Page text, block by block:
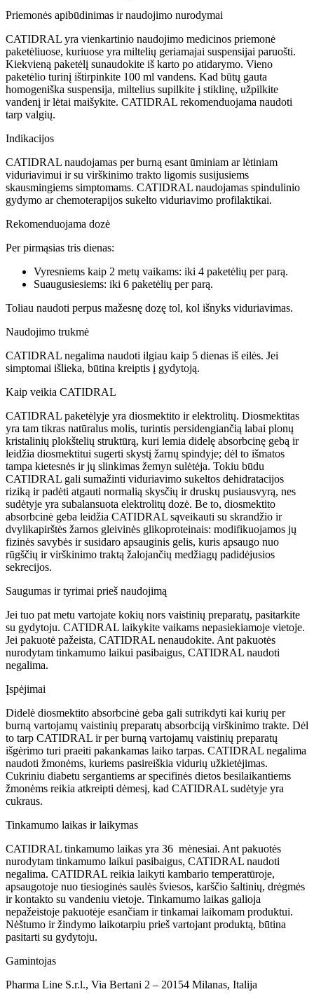
Priemonės apibūdinimas ir naudojimo nurodymai
CATIDRAL yra vienkartinio naudojimo medicinos priemonė
paketėliuose, kuriuose yra miltelių geriamajai suspensijai paruošti.
Kiekvieną paketėlį sunaudokite iš karto po atidarymo. Vieno
paketėlio turinį ištirpinkite 100 ml vandens. Kad būtų gauta
homogeniška suspensija, miltelius supilkite į stiklinę, užpilkite
vandenį ir lėtai maišykite. CATIDRAL rekomenduojama naudoti
tarp valgių.
Indikacijos
CATIDRAL naudojamas per burną esant ūminiam ar lėtiniam
viduriavimui ir su virškinimo trakto ligomis susijusiems
skausmingiems simptomams. CATIDRAL naudojamas spindulinio
gydymo ar chemoterapijos sukelto viduriavimo profilaktikai.
Rekomenduojama dozė
Per pirmąsias tris dienas:
Vyresniems kaip 2 metų vaikams: iki 4 paketėlių per parą.
Suaugusiesiems: iki 6 paketėlių per parą.
Toliau naudoti perpus mažesnę dozę tol, kol išnyks viduriavimas.
Naudojimo trukmė
CATIDRAL negalima naudoti ilgiau kaip 5 dienas iš eilės. Jei
simptomai išlieka, būtina kreiptis į gydytoją.
Kaip veikia CATIDRAL
CATIDRAL paketėlyje yra diosmektito ir elektrolitų. Diosmektitas
yra tam tikras natūralus molis, turintis persidengiančią labai plonų
kristalinių plokštelių struktūrą, kuri lemia didelę absorbcinę gebą ir
leidžia diosmektitui sugerti skystį žarnų spindyje; dėl to išmatos
tampa kietesnės ir jų slinkimas žemyn sulėtėja. Tokiu būdu
CATIDRAL gali sumažinti viduriavimo sukeltos dehidratacijos
riziką ir padėti atgauti normalią skysčių ir druskų pusiausvyrą, nes
sudėtyje yra subalansuota elektrolitų dozė. Be to, diosmektito
absorbcinė geba leidžia CATIDRAL sąveikauti su skrandžio ir
dvylikapirštės žarnos gleivinės glikoproteinais: modifikuojamos jų
fizinės savybės ir susidaro apsauginis gelis, kuris apsaugo nuo
rūgščių ir virškinimo traktą žalojančių medžiagų padidėjusios
sekrecijos.
Saugumas ir tyrimai prieš naudojimą
Jei tuo pat metu vartojate kokių nors vaistinių preparatų, pasitarkite
su gydytoju. CATIDRAL laikykite vaikams nepasiekiamoje vietoje.
Jei pakuotė pažeista, CATIDRAL nenaudokite. Ant pakuotės
nurodytam tinkamumo laikui pasibaigus, CATIDRAL naudoti
negalima.
Įspėjimai
Didelė diosmektito absorbcinė geba gali sutrikdyti kai kurių per
burną vartojamų vaistinių preparatų absorbciją virškinimo trakte. Dėl
to tarp CATIDRAL ir per burną vartojamų vaistinių preparatų
išgėrimo turi praeiti pakankamas laiko tarpas. CATIDRAL negalima
naudoti žmonėms, kuriems pasireiškia vidurių užkietėjimas.
Cukriniu diabetu sergantiems ar specifinės dietos besilaikantiems
žmonėms reikia atkreipti dėmesį, kad CATIDRAL sudėtyje yra
cukraus.
Tinkamumo laikas ir laikymas
CATIDRAL tinkamumo laikas yra 36 mėnesiai. Ant pakuotės
nurodytam tinkamumo laikui pasibaigus, CATIDRAL naudoti
negalima. CATIDRAL reikia laikyti kambario temperatūroje,
apsaugotoje nuo tiesioginės saulės šviesos, karščio šaltinių, drėgmės
ir kontakto su vandeniu vietoje. Tinkamumo laikas galioja
nepažeistoje pakuotėje esančiam ir tinkamai laikomam produktui.
Nėštumo ir žindymo laikotarpiu prieš vartojant produktą, būtina
pasitarti su gydytoju.
Gamintojas
Pharma Line S.r.l., Via Bertani 2 – 20154 Milanas, Italija